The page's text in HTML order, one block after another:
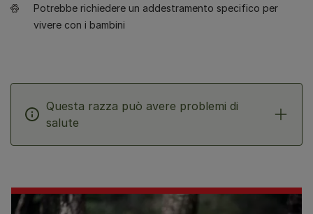
Potrebbe richiedere un addestramento specifico per
vivere con i bambini
Questa razza può avere problemi di
salute